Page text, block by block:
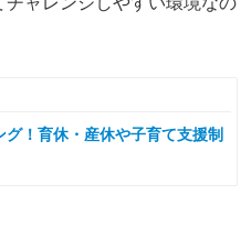
！育休・産休や子育て支援制